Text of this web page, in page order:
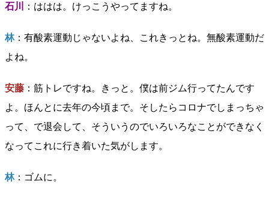
石川 ：ははは。けっこうやってますね。
林：有酸素運動じゃないよね、これきっとね。無酸素運動だ
よね。
安藤 ：筋トレですね。きっと。僕は前ジム行ってたんです
よ。ほんとに去年の今頃まで。そしたらコロナでしまっちゃ
って、で退会して、そういうのでいろいろなことができなく
なってこれに行き着いた気がします。
林：ゴムに。